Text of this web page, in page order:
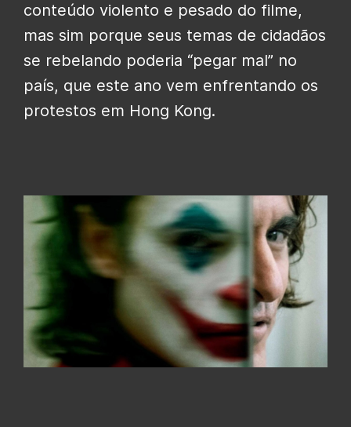
conteúdo violento e pesado do filme,
mas sim porque seus temas de cidadãos
se rebelando poderia “pegar mal” no
país, que este ano vem enfrentando os
protestos em Hong Kong.